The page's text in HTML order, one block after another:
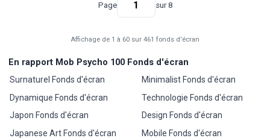
Page sur 8
Affichage de 1 à 60 sur 461 fonds d'écran
En rapport Mob Psycho 100 Fonds d'écran
Surnaturel Fonds d'écran
Dynamique Fonds d'écran
Japon Fonds d'écran
Japanese Art Fonds d'écran
Minimalist Fonds d'écran
Technologie Fonds d'écran
Design Fonds d'écran
Mobile Fonds d'écran